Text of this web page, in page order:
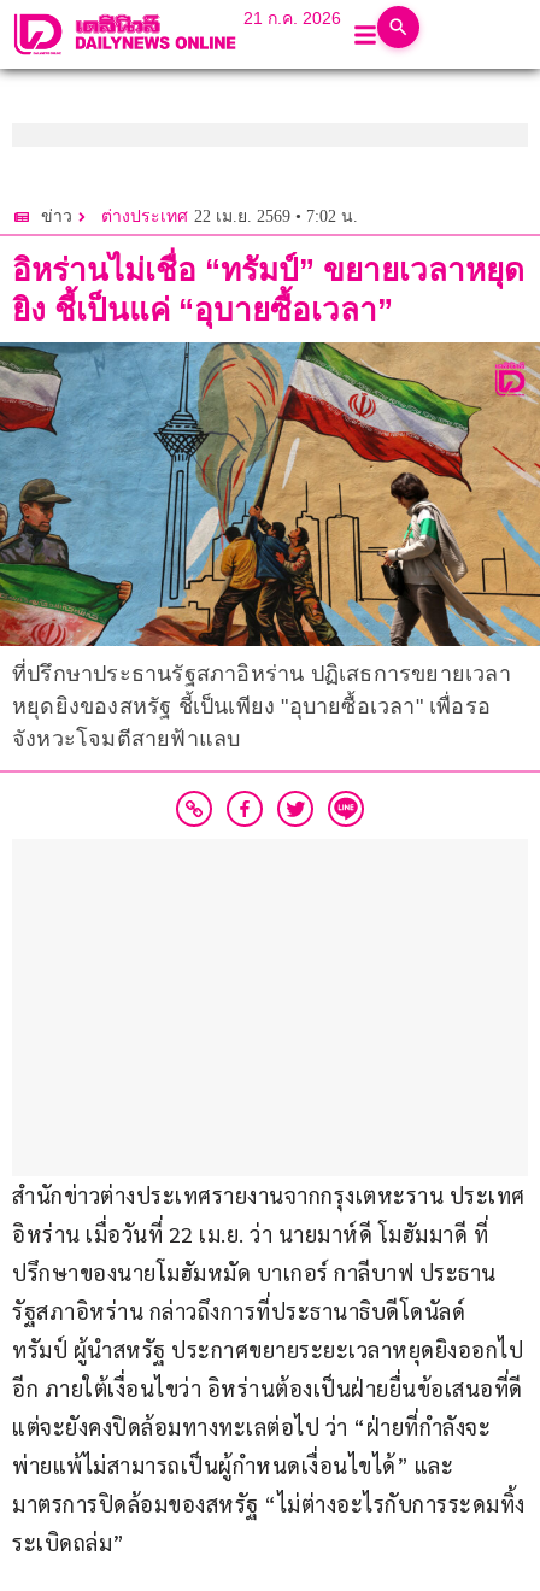
21 ก.ค. 2026
ข่าว ต่างประเทศ 22 เม.ย. 2569 • 7:02 น.
อิหร่านไม่เชื่อ “ทรัมป์” ขยายเวลาหยุด
ยิง ชี้เป็นแค่ “อุบายซื้อเวลา”
ที่ปรึกษาประธานรัฐสภาอิหร่าน ปฏิเสธการขยายเวลา
หยุดยิงของสหรัฐ ชี้เป็นเพียง "อุบายซื้อเวลา" เพื่อรอ
จังหวะโจมตีสายฟ้าแลบ
สำนักข่าวต่างประเทศรายงานจากกรุงเตหะราน ประเทศ
อิหร่าน เมื่อวันที่ 22 เม.ย. ว่า นายมาห์ดี โมฮัมมาดี ที่
ปรึกษาของนายโมฮัมหมัด บาเกอร์ กาลีบาฟ ประธาน
รัฐสภาอิหร่าน กล่าวถึงการที่ประธานาธิบดีโดนัลด์
ทรัมป์ ผู้นำสหรัฐ ประกาศขยายระยะเวลาหยุดยิงออกไป
อีก ภายใต้เงื่อนไขว่า อิหร่านต้องเป็นฝ่ายยื่นข้อเสนอที่ดี
แต่จะยังคงปิดล้อมทางทะเลต่อไป ว่า “ฝ่ายที่กำลังจะ
พ่ายแพ้ไม่สามารถเป็นผู้กำหนดเงื่อนไขได้” และ
มาตรการปิดล้อมของสหรัฐ “ไม่ต่างอะไรกับการระดมทิ้ง
ระเบิดถล่ม”